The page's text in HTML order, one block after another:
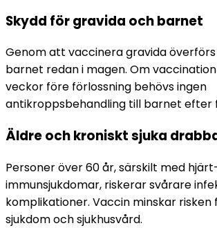
Skydd för gravida och barnet
Genom att vaccinera gravida
barnet redan i magen. Om
veckor före förlossning behövs ingen
antikroppsbehandling till barnet efter
Äldre och kroniskt sjuka
Personer över 60 år, särskilt med
immunsjukdomar, riskerar svårare
komplikationer. Vaccin minskar risken
sjukdom och sjukhusvård.